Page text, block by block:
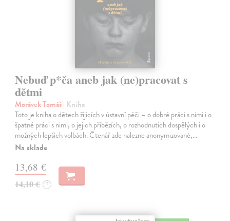
Nebuď p*ča aneb jak (ne)pracovat s
dětmi
Morávek Tomáš| Kniha
Toto je kniha o dětech žijících v ústavní péči – o dobré práci s nimi i o
špatné práci s nimi, o jejich příbězích, o rozhodnutích dospělých i o
možných lepších volbách. Čtenář zde nalezne anonymizované,…
Na sklade
13,68 €
14,10 € ?